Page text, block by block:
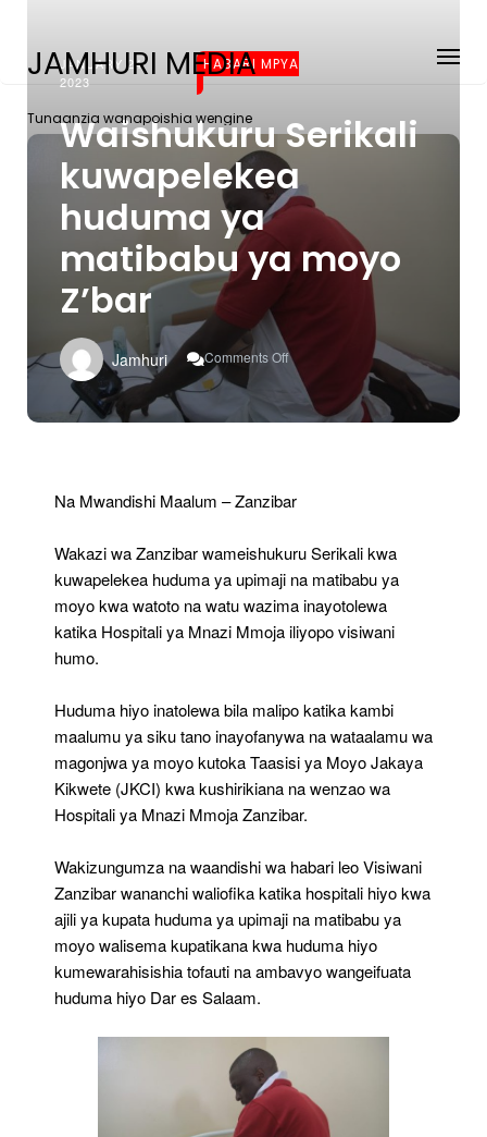
JAMHURI MEDIA
Tunaanzia wanapoishia wengine
JANUARY 24,
2023
HABARI MPYA
Waishukuru Serikali
kuwapelekea
huduma ya
matibabu ya moyo
Z’bar
Jamhuri Comments Off
On
Waishukuru
Serikali
Kuwapelekea
Moyo
Na Mwandishi Maalum – Zanzibar
Wakazi wa Zanzibar wameishukuru Serikali kwa
kuwapelekea huduma ya upimaji na matibabu ya
moyo kwa watoto na watu wazima inayotolewa
katika Hospitali ya Mnazi Mmoja iliyopo visiwani
humo.
Huduma hiyo inatolewa bila malipo katika kambi
maalumu ya siku tano inayofanywa na wataalamu wa
magonjwa ya moyo kutoka Taasisi ya Moyo Jakaya
Kikwete (JKCI) kwa kushirikiana na wenzao wa
Hospitali ya Mnazi Mmoja Zanzibar.
Wakizungumza na waandishi wa habari leo Visiwani
Zanzibar wananchi waliofika katika hospitali hiyo kwa
ajili ya kupata huduma ya upimaji na matibabu ya
moyo walisema kupatikana kwa huduma hiyo
kumewarahisishia tofauti na ambavyo wangeifuata
huduma hiyo Dar es Salaam.